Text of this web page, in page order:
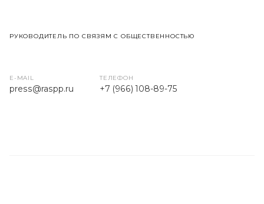
РУКОВОДИТЕЛЬ ПО СВЯЗЯМ С ОБЩЕСТВЕННОСТЬЮ
E-MAIL
press@raspp.ru
ТЕЛЕФОН
+7 (966) 108-89-75